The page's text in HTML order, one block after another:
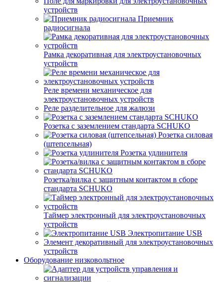
устройств
Приемник
радиосигнала
Рамка декоративная для электроустановочных
устройств
Реле времени механическое для
электроустановочных устройств
Реле разделительное для жалюзи
Розетка с заземлением стандарта SCHUKO
Розетка силовая
(штепсельная)
Розетка удлинителя
Розетка/вилка с защитным контактом в сборе
стандарта SCHUKO
Таймер электронный для электроустановочных
устройств
Электропитание USB
Элемент декоративный для электроустановочных
устройств
Оборудование низковольтное